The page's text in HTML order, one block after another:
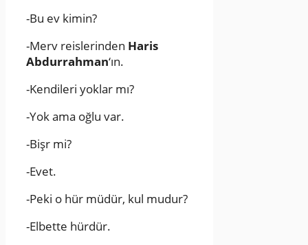
-Bu ev kimin?
-Merv reislerinden Haris
Abdurrahman‘ın.
-Kendileri yoklar mı?
-Yok ama oğlu var.
-Bişr mi?
-Evet.
-Peki o hür müdür, kul mudur?
-Elbette hürdür.